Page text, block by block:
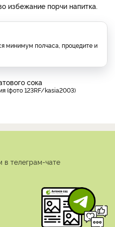
избежание порчи напитка.
минимум полчаса, процедите и
(фото 123RF/kasia2003)
в телеграм-чате